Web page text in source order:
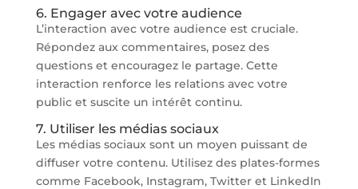
6. Engager avec votre audience
L’interaction avec votre audience est cruciale.
Répondez aux commentaires, posez des
questions et encouragez le partage. Cette
interaction renforce les relations avec votre
public et suscite un intérêt continu.
7. Utiliser les médias sociaux
Les médias sociaux sont un moyen puissant de
diffuser votre contenu. Utilisez des plates-formes
comme Facebook, Instagram, Twitter et LinkedIn